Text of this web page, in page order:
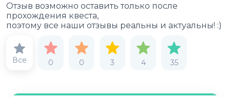
Отзыв возможно оставить только после
прохождения квеста,
поэтому все наши отзывы реальны и актуальны! :)
Все 0 0 3 4 35